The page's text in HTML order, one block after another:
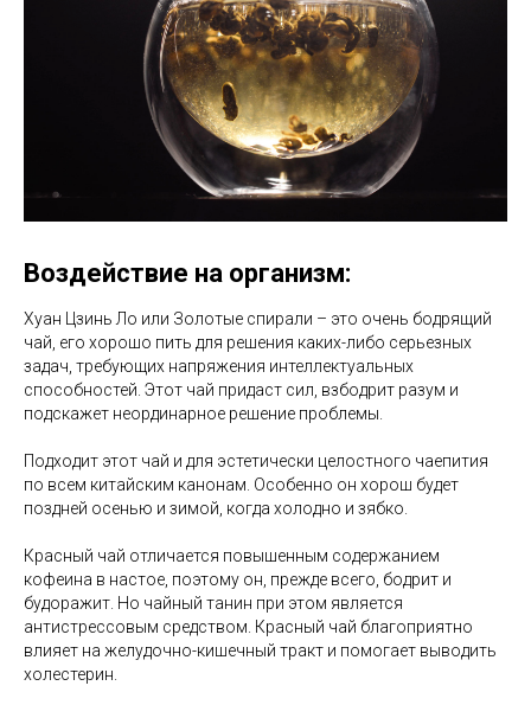
Воздействие на организм:
Хуан Цзинь Ло или Золотые спирали – это очень бодрящий
чай, его хорошо пить для решения каких-либо серьезных
задач, требующих напряжения интеллектуальных
способностей. Этот чай придаст сил, взбодрит разум и
подскажет неординарное решение проблемы.
Подходит этот чай и для эстетически целостного чаепития
по всем китайским канонам. Особенно он хорош будет
поздней осенью и зимой, когда холодно и зябко.
Красный чай отличается повышенным содержанием
кофеина в настое, поэтому он, прежде всего, бодрит и
будоражит. Но чайный танин при этом является
антистрессовым средством. Красный чай благоприятно
влияет на желудочно-кишечный тракт и помогает выводить
холестерин.